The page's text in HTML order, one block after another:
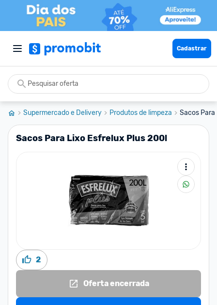
Cadastrar
Supermercado e Delivery Produtos de limpeza Sacos
Sacos Para Lixo Esfrelux Plus 200l
2
Oferta encerrada